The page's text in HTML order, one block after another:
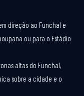
direção ao Funchal e
ou para o Estádio
altas do Funchal,
sobre a cidade e o